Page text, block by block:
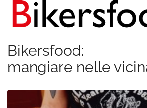
Bikersfood:
mangiare nelle